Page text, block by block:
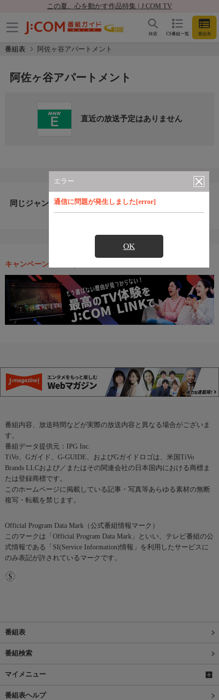
この夏、心を動かす作品特集 | J:COM TV
CS番組一覧 番組表
検索
番組表 阿佐ヶ谷アパートメント
エラー
通信に問題が発生しました[error]
OK
阿佐ヶ谷アパートメント
直近の放送予定はありません
同じジャンルのおすすめ番組
キャンペーン・お得な情報
番組内容、放送時間などが実際の放送内容と異なる場合がございま
す。
番組データ提供元：IPG Inc.
TiVo、Gガイド、G-GUIDE、およびGガイドロゴは、米国TiVo
Brands LLCおよび／またはその関連会社の日本国内における商標ま
たは登録商標です。
このホームページに掲載している記事・写真等あらゆる素材の無断
複写・転載を禁じます。
Official Program Data Mark（公式番組情報マーク）
このマークは「Official Program Data Mark」といい、テレビ番組の公
式情報である「SI(Service Information)情報」を利用したサービスに
のみ表記が許されているマークです。
番組表
番組検索
マイメニュー
番組表ヘルプ